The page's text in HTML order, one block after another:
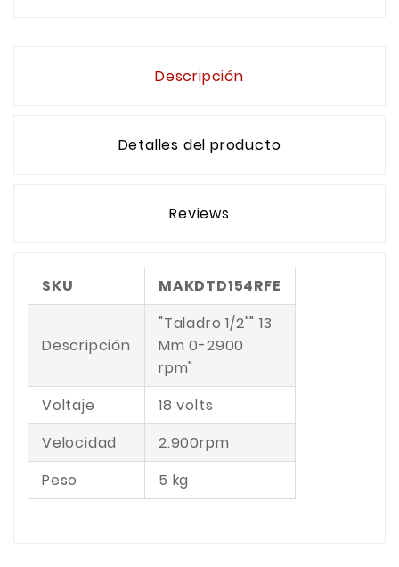
Descripción
Detalles del producto
Reviews
SKU MAKDTD154RFE
Descripción
"Taladro 1/2"" 13
Mm 0-2900
rpm"
Voltaje
18 volts
Velocidad
2.900rpm
Peso
5 kg